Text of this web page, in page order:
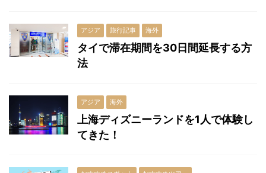
アジア 旅行記事 海外
タイで滞在期間を30日間延長する方
法
アジア 海外
上海ディズニーランドを1人で体験し
てきた！